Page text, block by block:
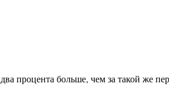
процента больше, чем за такой же